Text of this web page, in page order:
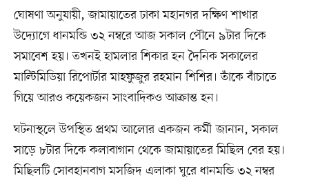
ঘোষণা অনুযায়ী, জামায়াতের ঢাকা মহানগর দক্ষিণ শাখার
উদ্যোগে ধানমন্ডি ৩২ নম্বরে আজ সকাল পৌনে ৯টার দিকে
সমাবেশ হয়। তখনই হামলার শিকার হন দৈনিক সকালের
মাল্টিমিডিয়া রিপোর্টার মাহফুজুর রহমান শিশির। তাঁকে বাঁচাতে
গিয়ে আরও কয়েকজন সাংবাদিকও আক্রান্ত হন।
ঘটনাস্থলে উপস্থিত প্রথম আলোর একজন কর্মী জানান, সকাল
সাড়ে ৮টার দিকে কলাবাগান থেকে জামায়াতের মিছিল বের হয়।
মিছিলটি সোবহানবাগ মসজিদ এলাকা ঘুরে ধানমন্ডি ৩২ নম্বর